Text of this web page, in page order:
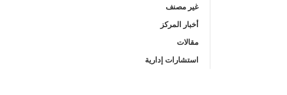
غير مصنف
أخبار المركز
مقالات
استشارات إدارية